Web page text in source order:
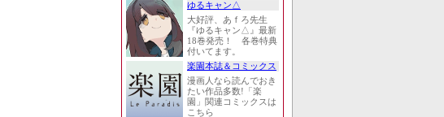
ゆるキャン△
大好評、あｆろ先生
『ゆるキャン△』最新
18巻発売！ 各巻特典
付いてます。
楽園本誌＆コミックス
漫画人なら読んでおき
たい作品多数!「楽
園」関連コミックスは
こちら